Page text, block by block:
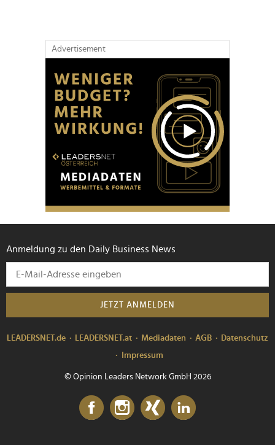
Advertisement
Anmeldung zu den Daily Business News
JETZT ANMELDEN
LEADERSNET.de LEADERSNET.at Mediadaten AGB
Datenschutz
Impressum
© Opinion Leaders Network GmbH 2026